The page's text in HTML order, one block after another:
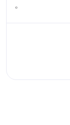
0